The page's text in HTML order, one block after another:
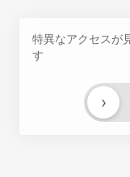
特異なアクセスが
す
›